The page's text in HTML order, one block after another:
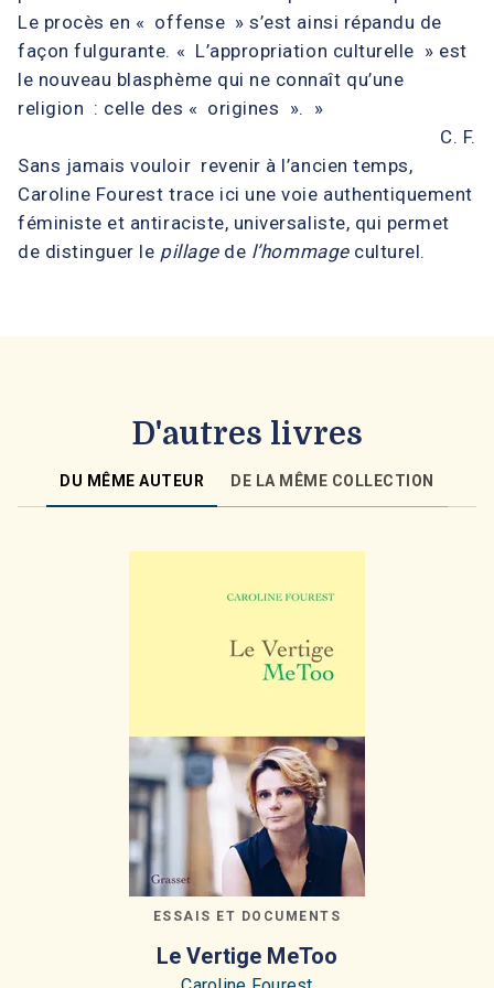
Le procès en « offense » s’est ainsi répandu de
façon fulgurante. « L’appropriation culturelle » est
le nouveau blasphème qui ne connaît qu’une
religion : celle des « origines ». »
C. F.
Sans jamais vouloir revenir à l’ancien temps,
Caroline Fourest trace ici une voie authentiquement
féministe et antiraciste, universaliste, qui permet
de distinguer le pillagede l’hommageculturel.
D'autres livres
DU MÊME AUTEUR DE LA MÊME COLLECTION
ESSAIS ET DOCUMENTS
Le Vertige MeToo